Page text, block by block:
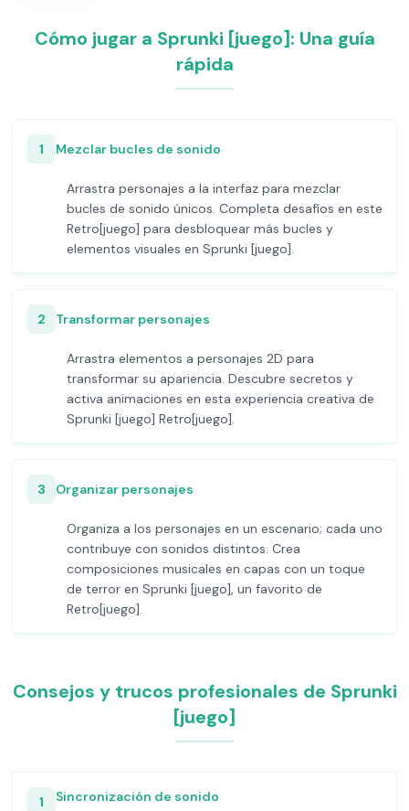
Cómo jugar a Sprunki [juego]: Una guía
rápida
1 Mezclar bucles de sonido
Arrastra personajes a la interfaz para mezclar
bucles de sonido únicos. Completa desafíos en este
Retro[juego] para desbloquear más bucles y
elementos visuales en Sprunki [juego].
2 Transformar personajes
Arrastra elementos a personajes 2D para
transformar su apariencia. Descubre secretos y
activa animaciones en esta experiencia creativa de
Sprunki [juego] Retro[juego].
3 Organizar personajes
Organiza a los personajes en un escenario; cada uno
contribuye con sonidos distintos. Crea
composiciones musicales en capas con un toque
de terror en Sprunki [juego], un favorito de
Retro[juego].
Consejos y trucos profesionales de Sprunki
[juego]
1
Sincronización de sonido